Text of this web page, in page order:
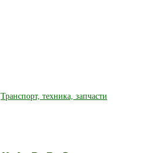
Транспорт, техника, запчасти